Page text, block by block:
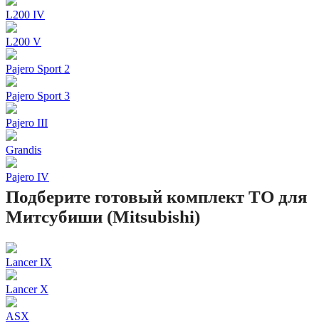
L200 IV
L200 V
Pajero Sport 2
Pajero Sport 3
Pajero III
Grandis
Pajero IV
Подберите готовый комплект ТО для
Митсубиши (Mitsubishi)
Lancer IX
Lancer X
ASX